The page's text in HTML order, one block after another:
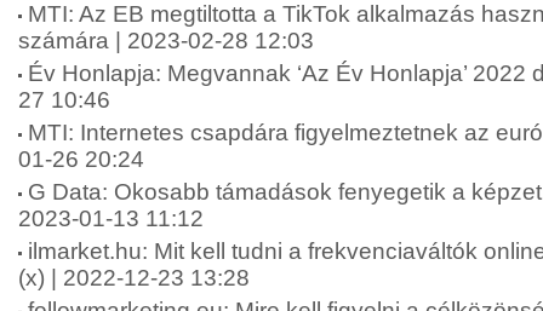
MTI: Az EB megtiltotta a TikTok alkalmazás
számára | 2023-02-28 12:03
Év Honlapja: Megvannak ‘Az Év Honlapja’ 2022
27 10:46
MTI: Internetes csapdára figyelmeztetnek az
01-26 20:24
G Data: Okosabb támadások fenyegetik a
2023-01-13 11:12
ilmarket.hu: Mit kell tudni a frekvenciaváltók
(x) | 2022-12-23 13:28